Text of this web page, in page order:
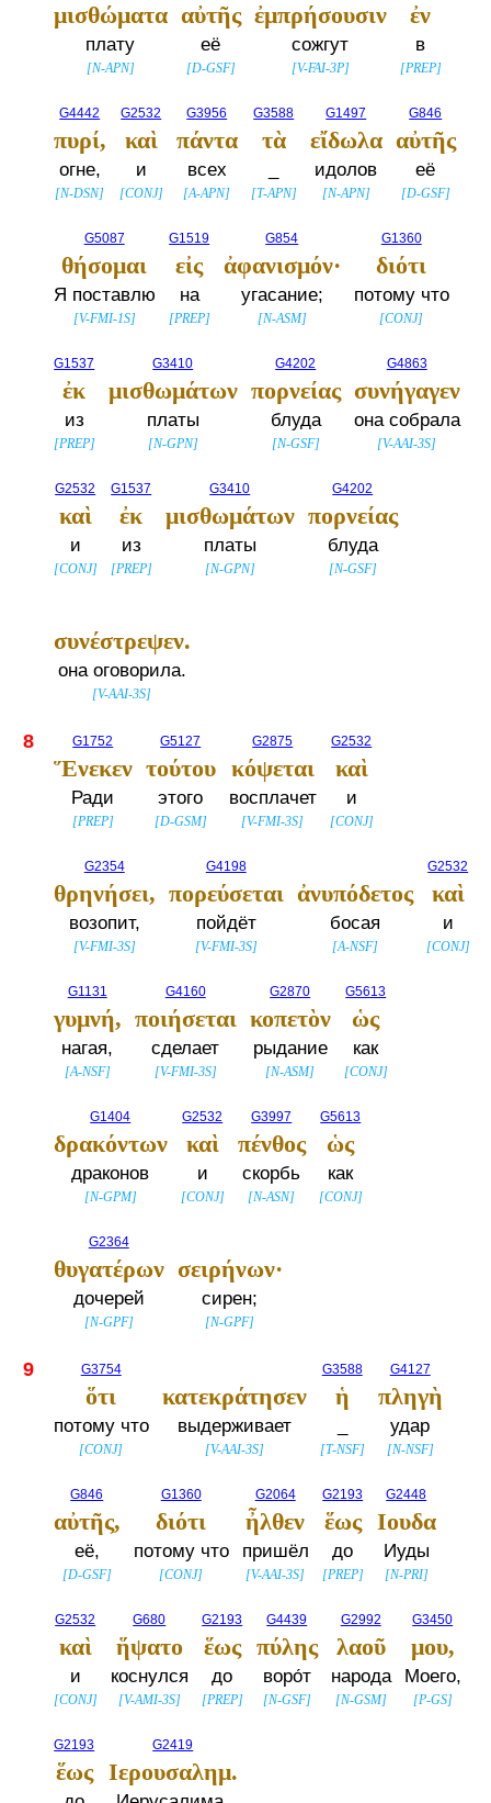
μισθώματα
плату
[N-APN]
αὐτῆς
её
[D-GSF]
ἐμπρήσουσιν
сожгут
[V-FAI-3P]
ἐν
в
[PREP]
G4442
πυρί,
огне,
[N-DSN]
G2532
καὶ
и
[CONJ]
G3956
πάντα
всех
[A-APN]
G3588
τὰ
[T-APN]
G1497
εἴδωλα
идолов
[N-APN]
G846
αὐτῆς
её
[D-GSF]
G5087
θήσομαι
Я поставлю
[V-FMI-1S]
G1519
εἰς
на
[PREP]
G854
ἀφανισμόν·
угасание;
[N-ASM]
G1360
διότι
потому что
[CONJ]
G1537
ἐκ
из
[PREP]
G3410
μισθωμάτων
платы
[N-GPN]
G4202
πορνείας
блуда
[N-GSF]
G4863
συνήγαγεν
она собрала
[V-AAI-3S]
G2532
καὶ
и
[CONJ]
G1537
ἐκ
из
[PREP]
G3410
μισθωμάτων
платы
[N-GPN]
G4202
πορνείας
блуда
[N-GSF]
συνέστρεψεν.
она оговорила.
[V-AAI-3S]
8 G1752
Ἕνεκεν
Ради
[PREP]
G5127
τούτου
этого
[D-GSM]
G2875
κόψεται
восплачет
[V-FMI-3S]
G2532
καὶ
и
[CONJ]
G2354
θρηνήσει,
возопит,
[V-FMI-3S]
G4198
πορεύσεται
пойдёт
[V-FMI-3S]
ἀνυπόδετος
босая
[A-NSF]
G2532
καὶ
и
[CONJ]
G1131
γυμνή,
нагая,
[A-NSF]
G4160
ποιήσεται
сделает
[V-FMI-3S]
G2870
κοπετὸν
рыдание
[N-ASM]
G5613
ὡς
как
[CONJ]
G1404
δρακόντων
драконов
[N-GPM]
G2532
καὶ
и
[CONJ]
G3997
πένθος
скорбь
[N-ASN]
G5613
ὡς
как
[CONJ]
G2364
θυγατέρων
дочерей
[N-GPF]
σειρήνων·
сирен;
[N-GPF]
9 G3754
ὅτι
потому что
[CONJ]
κατεκράτησεν
выдерживает
[V-AAI-3S]
G3588
ἡ
[T-NSF]
G4127
πληγὴ
удар
[N-NSF]
G846
αὐτῆς,
её,
[D-GSF]
G1360
διότι
потому что
[CONJ]
G2064
ἦλθεν
пришёл
[V-AAI-3S]
G2193
ἕως
до
[PREP]
G2448
Ιουδα
Иуды
[N-PRI]
G2532
καὶ
и
[CONJ]
G680
ἥψατο
коснулся
[V-AMI-3S]
G2193
ἕως
до
[PREP]
G4439
πύλης
воро́т
[N-GSF]
G2992
λαοῦ
народа
[N-GSM]
G3450
μου,
Моего,
[P-GS]
G2193
ἕως
G2419
Ιερουσαλημ.